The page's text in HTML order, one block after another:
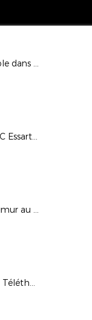
C'est quoi, être bénévole dans un club ?
Coupe de France : le FC Essartais, Petit Poucet du 8e tour
Coupe de France : Saumur au défi du Vannes OC
La Ligue partenaire du Téléthon 2017 !